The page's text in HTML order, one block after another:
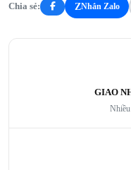
Chia sẻ: ZNhắn Zalo
GIAO